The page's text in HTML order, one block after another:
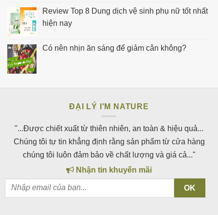
Review Top 8 Dung dịch vệ sinh phụ nữ tốt nhất
hiện nay
Có nên nhịn ăn sáng để giảm cân không?
ĐẠI LÝ I'M NATURE
"...Được chiết xuất từ thiên nhiên, an toàn & hiệu quả...
Chúng tôi tự tin khẳng định rằng sản phẩm từ cửa hàng
chúng tôi luôn đảm bảo về chất lượng và giá cả..."
Nhận tin khuyến mãi